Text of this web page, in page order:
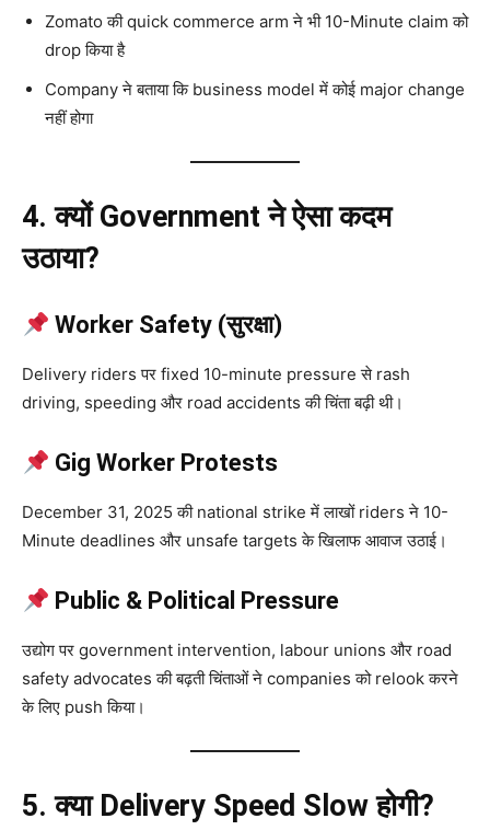
Zomato की quick commerce arm ने भी 10-Minute claim को
drop किया है
Company ने बताया कि business model में कोई major change
नहीं होगा
4. क्यों Government ने ऐसा कदम
उठाया?
Worker Safety (सुरक्षा)
Delivery riders पर fixed 10-minute pressure से rash
driving, speeding और road accidents की चिंता बढ़ी थी।
Gig Worker Protests
December 31, 2025 की national strike में लाखों riders ने 10-
Minute deadlines और unsafe targets के खिलाफ आवाज उठाई।
Public & Political Pressure
उद्योग पर government intervention, labour unions और road
safety advocates की बढ़ती चिंताओं ने companies को relook करने
के लिए push किया।
5. क्या Delivery Speed Slow होगी?